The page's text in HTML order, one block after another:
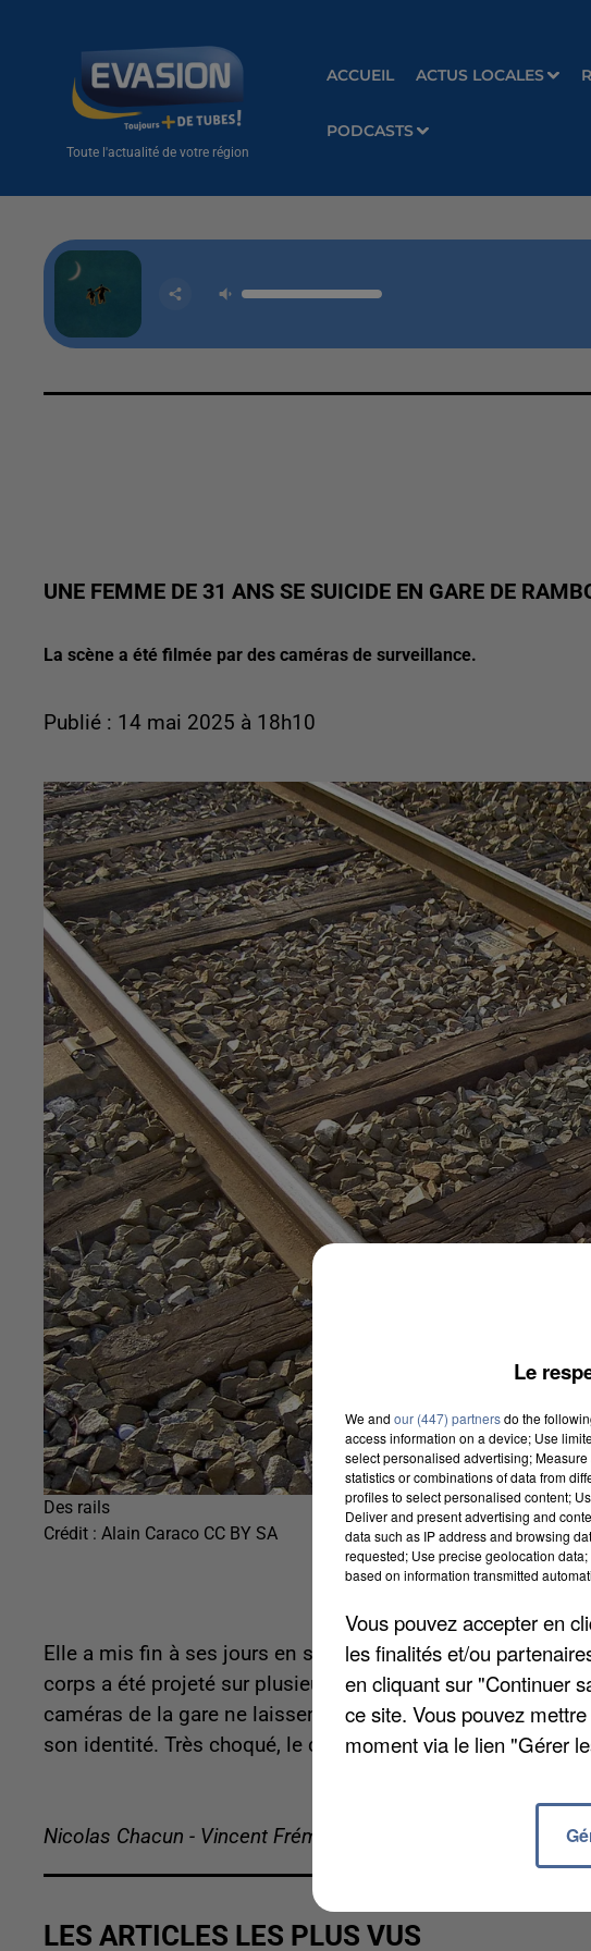
Toute l'actualité de votre région
ACCUEIL ACTUS LOCALES
PODCASTS
UNE FEMME DE 31 ANS SE SUICIDE EN GARE DE
La scène a été filmée par des caméras de surveillance.
Publié : 14 mai 2025 à 18h10
Des rails
Crédit : Alain Caraco CC BY SA
Elle a mis fin à ses jours en se jetant sur les rails au
corps a été projeté sur plusieurs centaines de mètres, ne
caméras de la gare ne laissent aucun doute sur son
son identité. Très choqué, le conducteur du train a été pris
Nicolas Chacun - Vincent Frémeaux
LES ARTICLES LES PLUS VUS
Le
We and our (447) partnersdo the
access information on a device; Use
select personalised advertising;
statistics or combinations of data from
profiles to select personalised content;
Deliver and present advertising and
data such as IP address and browsing
requested; Use precise geolocation
based on information transmitted
Vous pouvez accepter en
les finalités et/ou
en cliquant sur "Continuer
ce site. Vous pouvez
moment via le lien "Gérer